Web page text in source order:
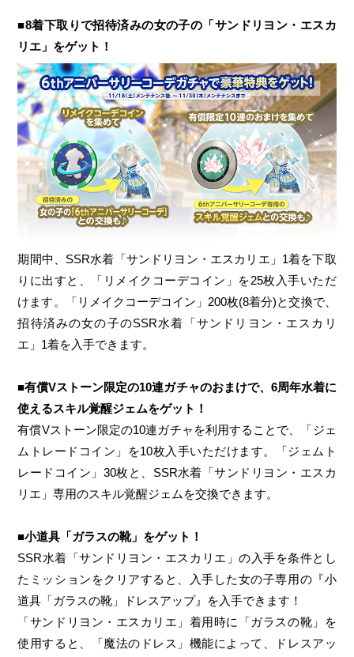
■8着下取りで招待済みの女の子の「サンドリヨン・エスカ
リエ」をゲット！
期間中、SSR水着「サンドリヨン・エスカリエ」1着を下取
りに出すと、「リメイクコーデコイン」を25枚入手いただ
けます。「リメイクコーデコイン」200枚(8着分)と交換で、
招待済みの女の子のSSR水着「サンドリヨン・エスカリ
エ」1着を入手できます。
■有償Vストーン限定の10連ガチャのおまけで、6周年水着に
使えるスキル覚醒ジェムをゲット！
有償Vストーン限定の10連ガチャを利用することで、「ジェ
ムトレードコイン」を10枚入手いただけます。「ジェムト
レードコイン」30枚と、SSR水着「サンドリヨン・エスカ
リエ」専用のスキル覚醒ジェムを交換できます。
■小道具「ガラスの靴」をゲット！
SSR水着「サンドリヨン・エスカリエ」の入手を条件とし
たミッションをクリアすると、入手した女の子専用の『小
道具「ガラスの靴」ドレスアップ』を入手できます！
「サンドリヨン・エスカリエ」着用時に「ガラスの靴」を
使用すると、「魔法のドレス」機能によって、ドレスアッ